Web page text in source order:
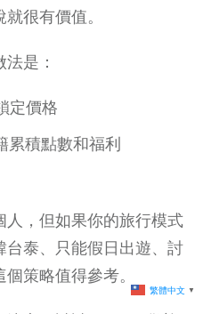
很有價值。
是：
定價格
累積點數和福利
，但如果你的旅行模式
泰、只能假日出遊、討
策略值得參考。
繁體中文 ▼